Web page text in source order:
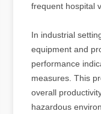
frequent hospital
In industrial
equipment and
performance
measures. This
overall
hazardous